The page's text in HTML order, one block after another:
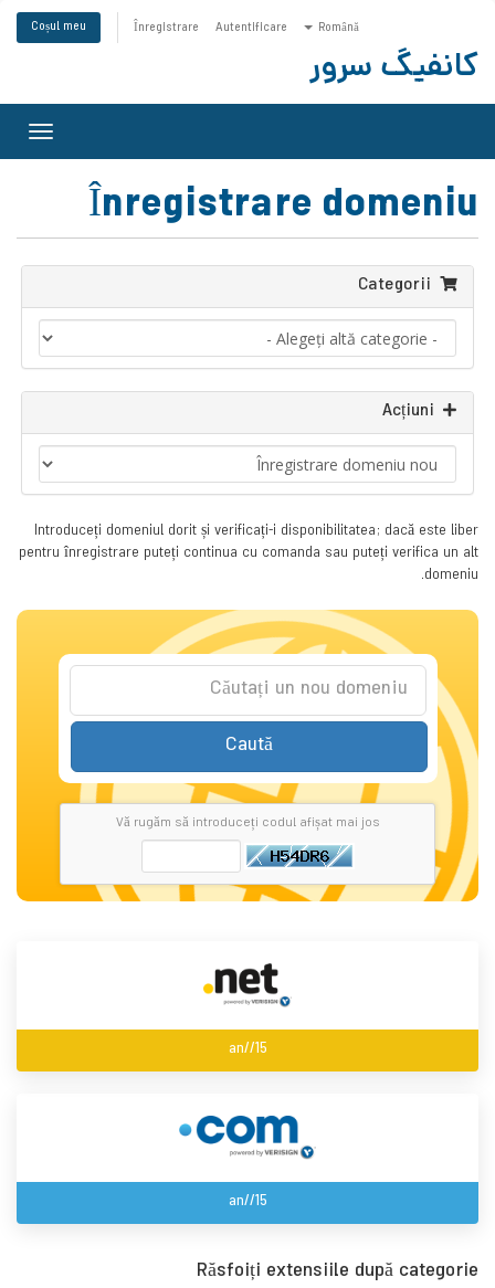
Română
Autentificare
Înregistrare
Coșul meu
کانفیگ سرور
Înregistrare domeniu
Introduceți domeniul dorit și verificați-i disponibilitatea; dacă este liber
pentru înregistrare puteți continua cu comanda sau puteți verifica un alt
domeniu.
Caută
Vă rugăm să introduceți codul afișat mai jos
15//an
15//an
Răsfoiți extensiile după categorie